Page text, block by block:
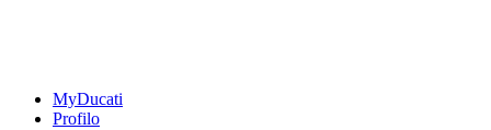
MyDucati
Profilo